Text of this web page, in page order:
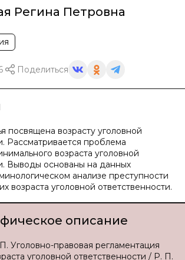
Регина Петровна
Поделиться
посвящена возрасту уголовной
Рассматривается проблема
возраста уголовной
Выводы основаны на данных
анализе преступности
возраста уголовной ответственности.
описание
Уголовно-правовая регламентация
уголовной ответственности / Р. П.